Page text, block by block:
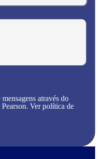
através do
Ver política de